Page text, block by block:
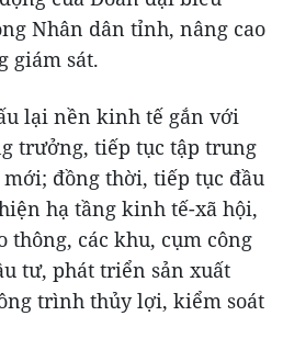
Nhân dân tỉnh, nâng cao
giám sát.
lại nền kinh tế gắn với
trưởng, tiếp tục tập trung
đồng thời, tiếp tục đầu
hạ tầng kinh tế-xã hội,
thông, các khu, cụm công
tư, phát triển sản xuất
trình thủy lợi, kiểm soát